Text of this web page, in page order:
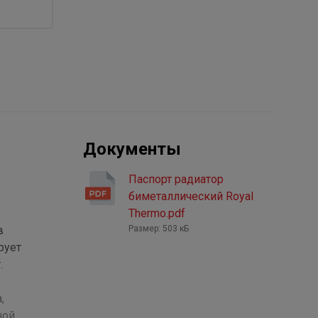
Документы
Паспорт радиатор
биметаллический Royal
Thermo.pdf
Размер: 503 кБ